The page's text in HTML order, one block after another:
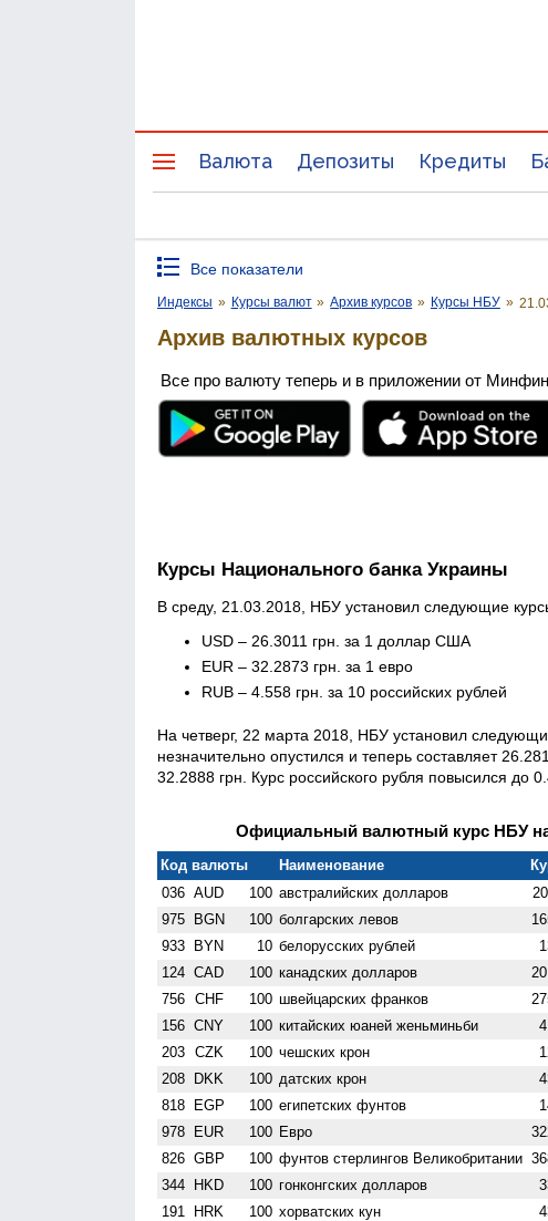
Валюта Депозиты Кредиты
Все показатели
Индексы » Курсы валют » Архив курсов » Курсы НБУ »
Архив валютных курсов
Все про валюту теперь и в приложении от Минфин
Курсы Национального банка Украины
В среду, 21.03.2018, НБУ установил следующие
USD – 26.3011 грн. за 1 доллар США
EUR – 32.2873 грн. за 1 евро
RUB – 4.558 грн. за 10 российских рублей
На четверг, 22 марта 2018, НБУ установил
незначительно опустился и теперь составляет
32.2888 грн. Курс российского рубля повысился до
Официальный валютный курс НБУ на
Код валюты Наименование
036 AUD 100 австралийских долларов
975 BGN 100 болгарских левов
933 BYN 10 белорусских рублей
124 CAD 100 канадских долларов
756 CHF 100 швейцарских франков
156 CNY 100 китайских юаней женьминьби
203 CZK 100 чешских крон
208 DKK 100 датских крон
818 EGP 100 египетских фунтов
978 EUR 100 Евро
826 GBP 100 фунтов стерлингов Велико­британии
344 HKD 100 гонконгских долларов
191 HRK 100 хорватских кун